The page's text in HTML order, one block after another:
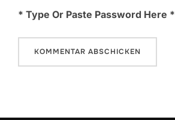
* Type Or Paste Password Here *